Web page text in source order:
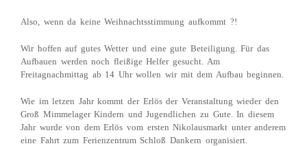
Also, wenn da keine Weihnachtsstimmung aufkommt ?!
Wir hoffen auf gutes Wetter und eine gute Beteiligung. Für das
Aufbauen werden noch fleißige Helfer gesucht. Am
Freitagnachmittag ab 14 Uhr wollen wir mit dem Aufbau beginnen.
Wie im letzen Jahr kommt der Erlös der Veranstaltung wieder den
Groß Mimmelager Kindern und Jugendlichen zu Gute. In diesem
Jahr wurde von dem Erlös vom ersten Nikolausmarkt unter anderem
eine Fahrt zum Ferienzentrum Schloß Dankern organisiert.